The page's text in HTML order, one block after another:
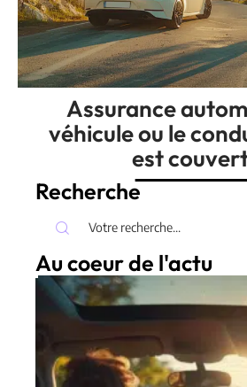
Assurance
véhicule ou le
est
Recherche
Au coeur de l'actu